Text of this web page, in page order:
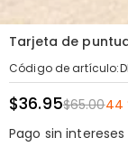
Tarjeta de
Código de artículo:
$36.95$65.0044
Pago sin